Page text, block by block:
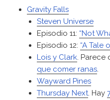
o
Gravity Falls
Steven Universe
Episodio 11:“Not
Episodio 12:“A Tale
Lois y Clark. Parece
que comer ranas.
Wayward Pines
Thursday Next. Hay